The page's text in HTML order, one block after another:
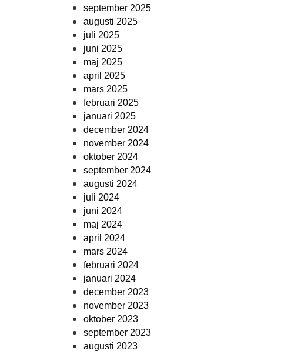
september 2025
augusti 2025
juli 2025
juni 2025
maj 2025
april 2025
mars 2025
februari 2025
januari 2025
december 2024
november 2024
oktober 2024
september 2024
augusti 2024
juli 2024
juni 2024
maj 2024
april 2024
mars 2024
februari 2024
januari 2024
december 2023
november 2023
oktober 2023
september 2023
augusti 2023